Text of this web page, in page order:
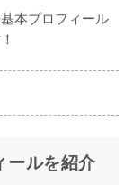
本プロフィール
ールを紹介